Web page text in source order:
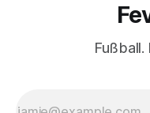
Fußball.